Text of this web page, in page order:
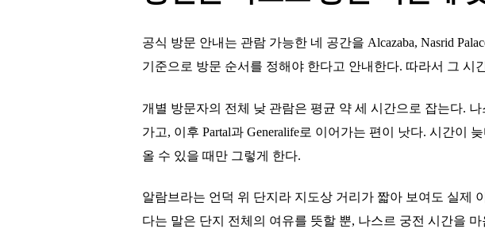
공식 방문 안내는 관람 가능한 네 공간을 Alcazaba, Nasrid
기준으로 방문 순서를 정해야 한다고 안내한다. 따라서 그
개별 방문자의 전체 낮 관람은 평균 약 세 시간으로 잡는다.
가고, 이후 Partal과 Generalife로 이어가는 편이 낫다. 시간이
올 수 있을 때만 그렇게 한다.
알람브라는 언덕 위 단지라 지도상 거리가 짧아 보여도 실제
다는 말은 단지 전체의 여유를 뜻할 뿐, 나스르 궁전 시간을